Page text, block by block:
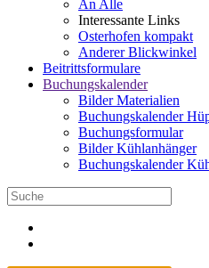
An Alle
Interessante Links
Osterhofen kompakt
Anderer Blickwinkel
Beitrittsformulare
Buchungskalender
Bilder Materialien
Buchungskalender
Buchungsformular
Bilder Kühlanhänger
Buchungskalender